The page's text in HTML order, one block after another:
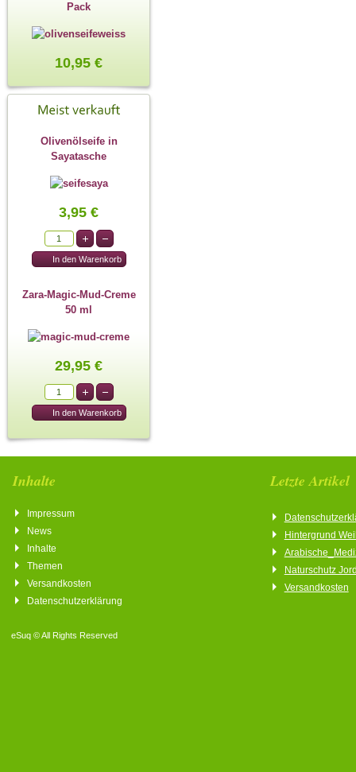
Pack
10,95 €
Olivenölseife in
Sayatasche
3,95 €
Zara-Magic-Mud-Creme
50 ml
29,95 €
Inhalte
Impressum
News
Inhalte
Themen
Versandkosten
Datenschutzerklärung
Letzte Artikel
Hintergrund
Naturschutz
Versandkosten
eSuq © All Rights Reserved